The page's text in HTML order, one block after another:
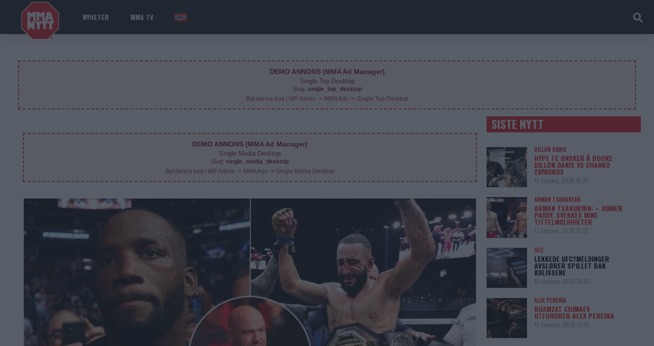
NYHETER MMA TV NOR
DEMO ANNONS (MMA Ad Manager)
Single Top Desktop
Slug: single_top_desktop
Byt denna kod i WP Admin -> MMA Ads -> Single Top Desktop
DEMO ANNONS (MMA Ad Manager)
Single Media Desktop
Slug: single_media_desktop
Byt denna kod i WP Admin -> MMA Ads -> Single Media Desktop
SISTE NYTT
DILLON DANIS
HYPE FC ØNSKER Å BOOKE
DILLON DANIS VS CHANKO
ZAYNUKOV
13 January, 2026 15:37
ARMAN TSARUKYAN
ARMAN TSARUKYAN: – VINNER
PADDY, SVEKKES MINE
TITTELMULIGHETER
13 January, 2026 11:02
UFC
LEKKEDE UFC?MELDINGER
AVSLØRER SPILLET BAK
KULISSENE
12 January, 2026 18:40
ALEX PEREIRA
KHAMZAT CHIMAEV
UTFORDRER ALEX PEREIRA
12 January, 2026 13:23